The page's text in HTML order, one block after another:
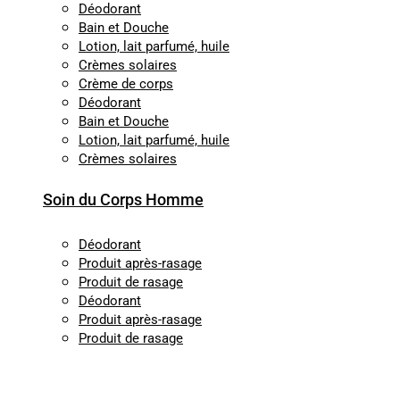
Déodorant
Bain et Douche
Lotion, lait parfumé, huile
Crèmes solaires
Crème de corps
Déodorant
Bain et Douche
Lotion, lait parfumé, huile
Crèmes solaires
Soin du Corps Homme
Déodorant
Produit après-rasage
Produit de rasage
Déodorant
Produit après-rasage
Produit de rasage